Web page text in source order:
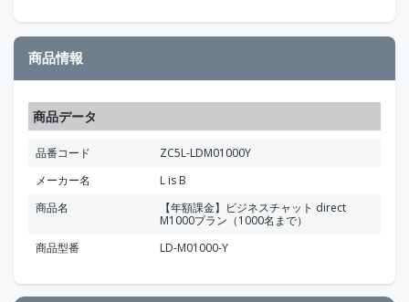
商品情報
商品データ
品番コード
ZC5L-LDM01000Y
メーカー名
L is B
商品名
【年額課金】ビジネスチャット direct
M1000プラン（1000名まで）
商品型番
LD-M01000-Y